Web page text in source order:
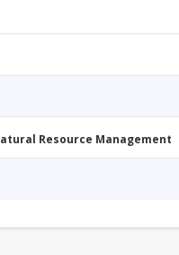
Resource Management